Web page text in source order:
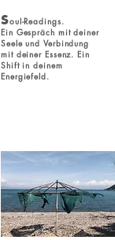
Soul-Readings.
Ein Gespräch mit deiner
Seele und Verbindung
mit deiner Essenz. Ein
Shift in deinem
Energiefeld.